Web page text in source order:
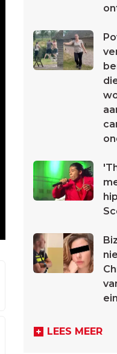
LEES MEER